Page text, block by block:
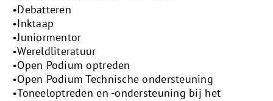
•Debatteren
•Inktaap
•Juniormentor
•Wereldliteratuur
•Open Podium optreden
•Open Podium Technische ondersteuning
•Toneeloptreden en -ondersteuning bij het